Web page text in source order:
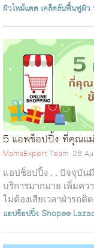
ฝุ...
ผิวไหม้แดด เคล็ดลับฟื้นฟูผิว
5 แอพช็อปปิ้ง ที่คุณแ
MamaExpert Team 28
แอปช็อปปิ้ง . . ปัจจุบัน
บริการมากมาย เพิ่มคว
ไม่ต้องเสียเวลาฝ่ารถ
สู่ลูกน...
แอปช็อปปิ้ง Shopee